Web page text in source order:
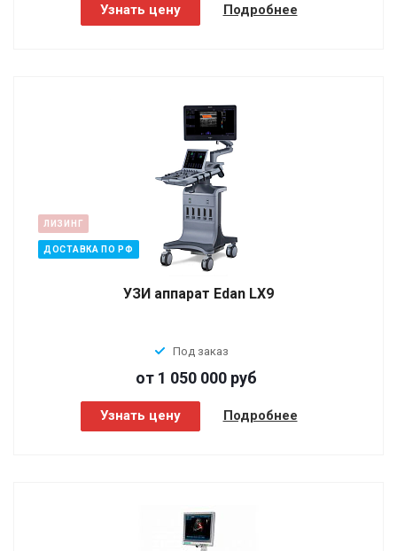
Узнать цену Подробнее
ЛИЗИНГ
ДОСТАВКА ПО РФ
УЗИ аппарат Edan LX9
Под заказ
от 1 050 000 руб
Узнать цену Подробнее